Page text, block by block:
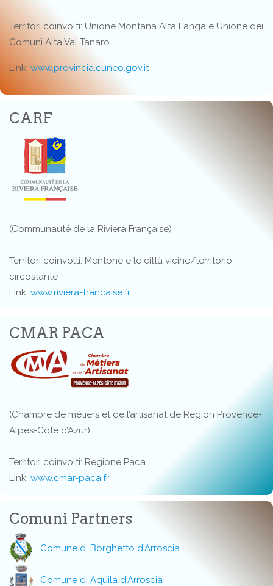
Territori coinvolti: Unione Montana Alta Langa e Unione dei
Comuni Alta Val Tanaro
Link: www.provincia.cuneo.gov.it
CARF
(Communauté de la Riviera Française)
Territori coinvolti: Mentone e le città vicine/territorio
circostante
Link: www.riviera-francaise.fr
CMAR PACA
(Chambre de métiers et de l’artisanat de Région Provence-
Alpes-Côte d’Azur)
Territori coinvolti: Regione Paca
Link: www.cmar-paca.fr
Comuni Partners
Comune di Borghetto d'Arroscia
Comune di Aquila d'Arroscia